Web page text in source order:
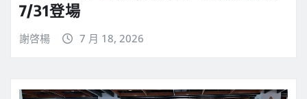
7/31登場
謝啓楊 7 月 18, 2026